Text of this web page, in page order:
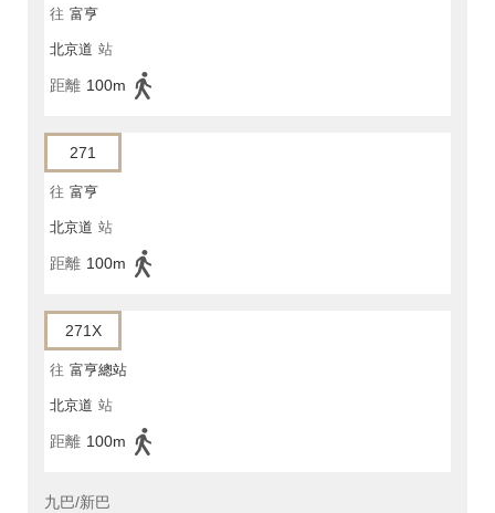
往 富亨
北京道 站
距離 100m
271
往 富亨
北京道 站
距離 100m
271X
往 富亨總站
北京道 站
距離 100m
九巴/新巴